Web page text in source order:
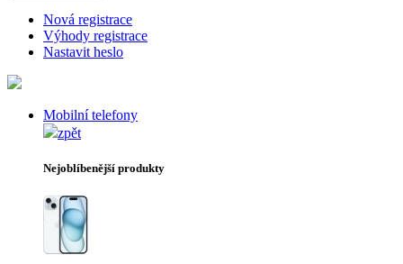
Nová registrace
Výhody registrace
Nastavit heslo
Mobilní telefony
zpět
Nejoblíbenější produkty